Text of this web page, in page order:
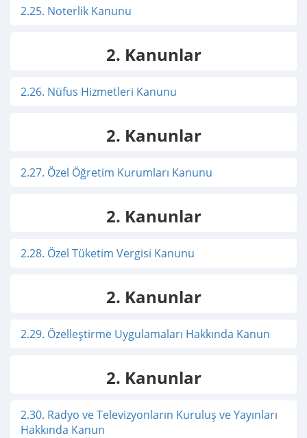
2.25. Noterlik Kanunu
2. Kanunlar
2.26. Nüfus Hizmetleri Kanunu
2. Kanunlar
2.27. Özel Öğretim Kurumları Kanunu
2. Kanunlar
2.28. Özel Tüketim Vergisi Kanunu
2. Kanunlar
2.29. Özelleştirme Uygulamaları Hakkında Kanun
2. Kanunlar
2.30. Radyo ve Televizyonların Kuruluş ve Yayınları
Hakkında Kanun